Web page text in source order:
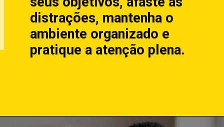
distrações, mantenha o
ambiente organizado e
pratique a atenção plena.